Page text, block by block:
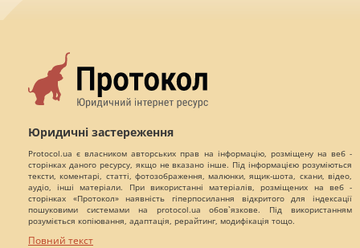
Юридичні застереження
Protocol.ua є власником авторських прав на інформацію, розміщену на веб -
сторінках даного ресурсу, якщо не вказано інше. Під інформацією розуміються
тексти, коментарі, статті, фотозображення, малюнки, ящик-шота, скани, відео,
аудіо, інші матеріали. При використанні матеріалів, розміщених на веб -
сторінках «Протокол» наявність гіперпосилання відкритого для індексації
пошуковими системами на protocol.ua обов`язкове. Під використанням
розуміється копіювання, адаптація, рерайтинг, модифікація тощо.
Повний текст